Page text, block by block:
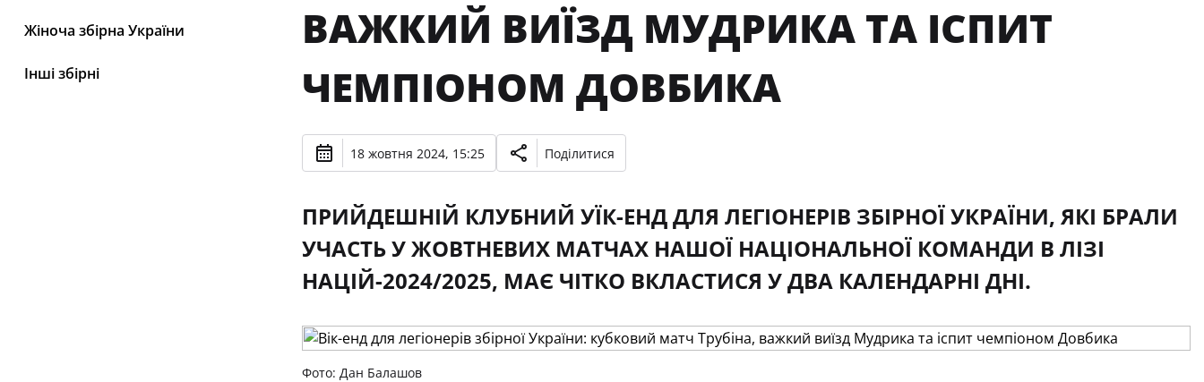
Жіноча збірна України
Інші збірні
ВАЖКИЙ ВИЇЗД МУДРИКА ТА ІСПИТ
ЧЕМПІОНОМ ДОВБИКА
18 жовтня 2024, 15:25 Поділитися
ПРИЙДЕШНІЙ КЛУБНИЙ УЇК-ЕНД ДЛЯ ЛЕГІОНЕРІВ ЗБІРНОЇ УКРАЇНИ, ЯКІ БРАЛИ
УЧАСТЬ У ЖОВТНЕВИХ МАТЧАХ НАШОЇ НАЦІОНАЛЬНОЇ КОМАНДИ В ЛІЗІ
НАЦІЙ-2024/2025, МАЄ ЧІТКО ВКЛАСТИСЯ У ДВА КАЛЕНДАРНІ ДНІ.
Фото: Дан Балашов